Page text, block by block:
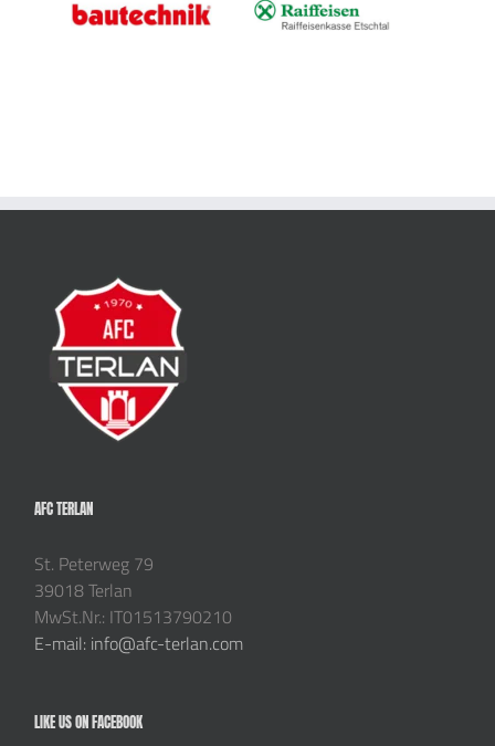
AFC TERLAN
St. Peterweg 79
39018 Terlan
MwSt.Nr.: IT01513790210
E-mail: info@afc-terlan.com
LIKE US ON FACEBOOK